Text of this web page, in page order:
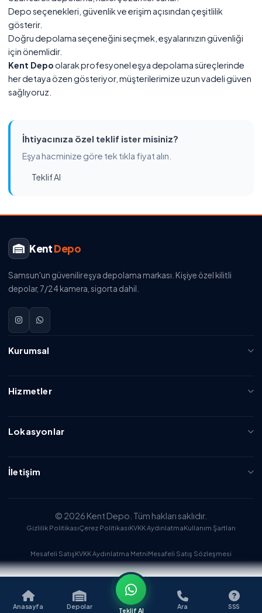
Depo seçenekleri, güvenlik ve erişim açısından çeşitlilik
gösterir.
Doğru depolama seçeneğini seçmek, eşyalarınızın güvenliği
için önemlidir.
Kent Depoolarak profesyonel eşya depolama süreçlerinde
her detaya özen gösteriyor, müşterilerimize uzun vadeli güven
sağlıyoruz.
İhtiyacınıza özel teklif ister misiniz?
Eşya hacminize göre tek tıkla fiyat alın.
Teklif Al
KentDepo
Samsun'un güvenilir eşya depolama markası. Kişiye özel kilitli
depolar, 7/24 kamera, sigorta dahil.
Kurumsal
Hizmetler
Lokasyonlar
İletişim
© 2026 Kent Depo. Tüm hakları saklıdır.
Gizlilik PolitikasıÇerez PolitikasıKVKK AydınlatmaKullanım Şartları
Mesafeli SatışKVKK Aydınlatma MetniMesafeli Satış Sözleşmesi
Anasayfa Depolar
Teklif Al
Ara SSS